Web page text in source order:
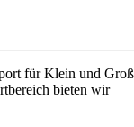
für Klein und Groß
bieten wir